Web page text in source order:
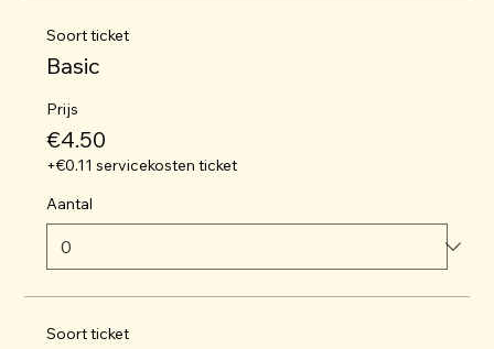
Soort ticket
Basic
Prijs
€4.50
+€0.11 servicekosten ticket
Aantal
Soort ticket